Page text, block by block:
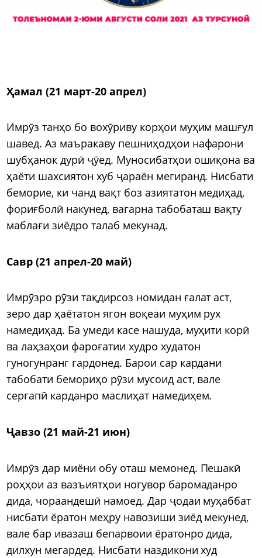
Ҳамал (21 март-20 апрел)
Имрӯз танҳо бо вохӯриву корҳои муҳим машғул
шавед. Аз маъракаву пешниҳодҳои нафарони
шубҳанок дурӣ ҷӯед. Муносибатҳои ошиқона ва
ҳаёти шахсиятон хуб ҷараён мегиранд. Нисбати
беморие, ки чанд вақт боз азиятатон медиҳад,
фориғболӣ накунед, вагарна табобаташ вақту
маблағи зиёдро талаб мекунад.
Савр (21 апрел-20 май)
Имрӯзро рӯзи тақдирсоз номидан ғалат аст,
зеро дар ҳаётатон ягон воқеаи муҳим рух
намедиҳад. Ба умеди касе нашуда, муҳити корӣ
ва лаҳзаҳои фароғатии худро худатон
гуногунранг гардонед. Барои сар кардани
табобати бемориҳо рӯзи мусоид аст, вале
сергапӣ карданро маслиҳат намедиҳем.
Ҷавзо (21 май-21 июн)
Имрӯз дар миёни обу оташ мемонед. Пешакӣ
роҳҳои аз вазъиятҳои ногувор баромаданро
дида, чораандешӣ намоед. Дар ҷодаи муҳаббат
нисбати ёратон меҳру навозиши зиёд мекунед,
вале бар ивазаш бепарвоии ёратонро дида,
дилхун мегардед. Нисбати наздикони худ